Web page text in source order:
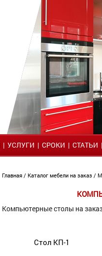
| УСЛУГИ | СРОКИ | СТАТЬИ |
Главная / Каталог мебели на заказ /
Компьютерные столы на
Стол КП-1